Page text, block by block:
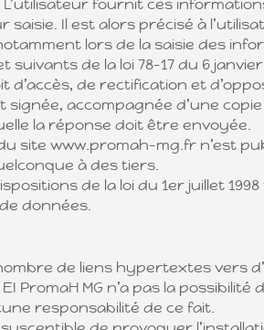
saisie. Il est alors précisé à
lors de la saisie des
de la loi 78-17 du 6
de rectification et
accompagnée d’une
la réponse doit être envoyée.
site www.promah-mg.fr n’est
à des tiers.
de la loi du 1er juillet
données.
de liens hypertextes vers
PromaH MG n’a pas la
responsabilité de ce fait.